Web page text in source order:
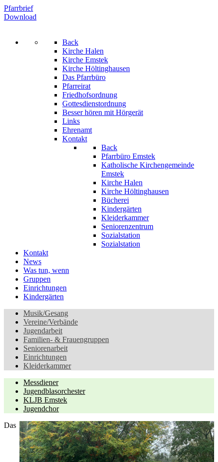
Pfarrbrief
Download
Back
Kirche Halen
Kirche Emstek
Kirche Höltinghausen
Das Pfarrbüro
Pfarreirat
Friedhofsordnung
Gottesdienstordnung
Besser hören mit Hörgerät
Links
Ehrenamt
Kontakt
Back
Pfarrbüro Emstek
Katholische Kirchengemeinde
Emstek
Kirche Halen
Kirche Höltinghausen
Bücherei
Kindergärten
Kleiderkammer
Seniorenzentrum
Sozialstation
Sozialstation
Kontakt
News
Was tun, wenn
Gruppen
Einrichtungen
Kindergärten
Musik/Gesang
Vereine/Verbände
Jugendarbeit
Familien- & Frauengruppen
Seniorenarbeit
Einrichtungen
Kleiderkammer
Messdiener
Jugendblasorchester
KLJB Emstek
Jugendchor
Das